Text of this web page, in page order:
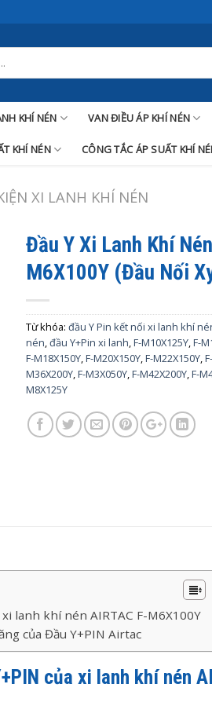
KHÍ NÉN VAN ĐIỀU ÁP KHÍ NÉN
KHÍ NÉN CÔNG TẮC ÁP SUẤT KHÍ
XI LANH KHÍ NÉN
Đầu Y Xi Lanh Khí
M6X100Y (Đầu Nối
Từ khóa:đầu Y Pin kết nối xi lanh khí
nén,đầu Y+Pin xi lanh,F-M10X125Y,F-
F-M18X150Y,F-M20X150Y,F-M22X150Y,
M36X200Y,F-M3X050Y,F-M42X200Y,F-
M8X125Y
lanh khí nén AIRTAC F-M6X100Y
của Đầu Y+PIN Airtac
của xi lanh khí nén